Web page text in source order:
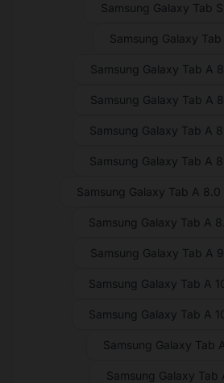
Samsung Galaxy Tab
Samsung Galaxy Tab
Samsung Galaxy Tab A
Samsung Galaxy Tab A
Samsung Galaxy Tab A
Samsung Galaxy Tab A
Samsung Galaxy Tab A 8.0
Samsung Galaxy Tab A
Samsung Galaxy Tab A
Samsung Galaxy Tab A
Samsung Galaxy Tab A
Samsung Galaxy Tab
Samsung Galaxy Tab